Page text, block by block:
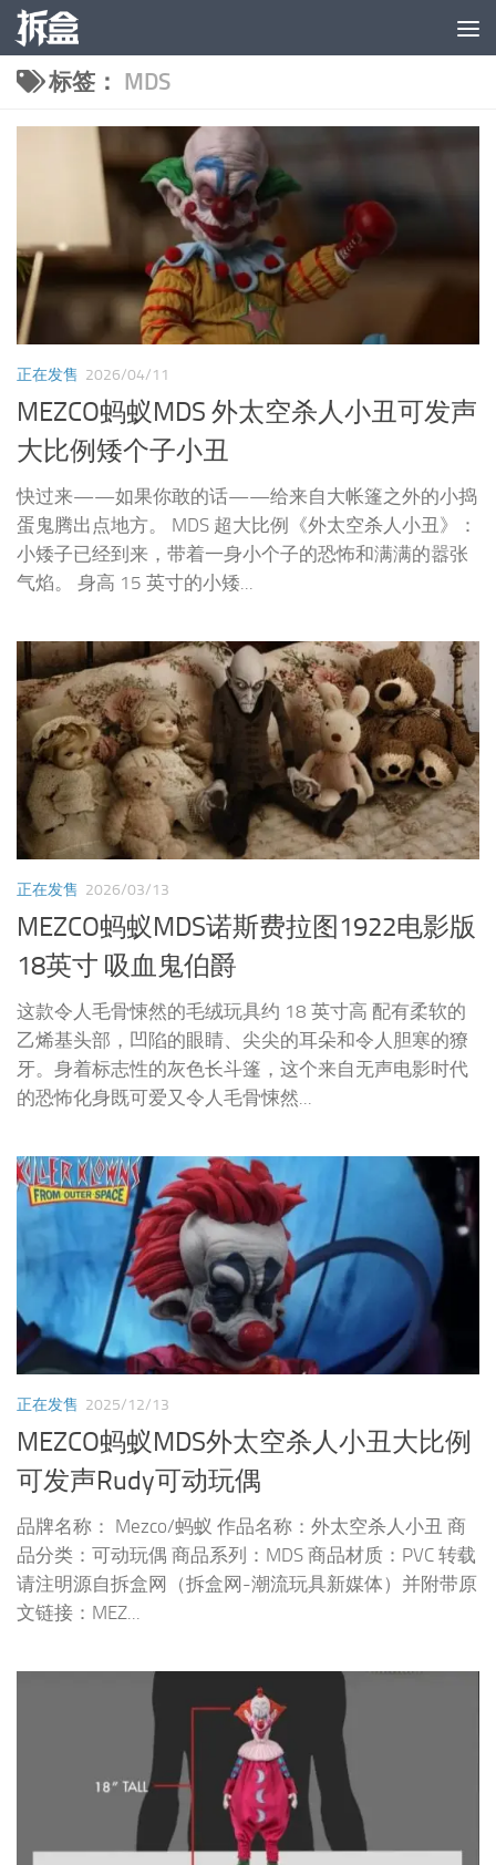
跳至内容
标签： MDS
正在发售 2026/04/11
MEZCO蚂蚁MDS 外太空杀人小丑可发声
大比例矮个子小丑
快过来——如果你敢的话——给来自大帐篷之外的小捣
蛋鬼腾出点地方。 MDS 超大比例《外太空杀人小丑》：
小矮子已经到来，带着一身小个子的恐怖和满满的嚣张
气焰。 身高 15 英寸的小矮...
正在发售 2026/03/13
MEZCO蚂蚁MDS诺斯费拉图1922电影版
18英寸 吸血鬼伯爵
这款令人毛骨悚然的毛绒玩具约 18 英寸高 配有柔软的
乙烯基头部，凹陷的眼睛、尖尖的耳朵和令人胆寒的獠
牙。身着标志性的灰色长斗篷，这个来自无声电影时代
的恐怖化身既可爱又令人毛骨悚然...
正在发售 2025/12/13
MEZCO蚂蚁MDS外太空杀人小丑大比例
可发声Rudy可动玩偶
品牌名称： Mezco/蚂蚁 作品名称：外太空杀人小丑 商
品分类：可动玩偶 商品系列：MDS 商品材质：PVC 转载
请注明源自拆盒网（拆盒网-潮流玩具新媒体）并附带原
文链接：MEZ...